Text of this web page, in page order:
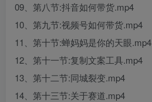
09、第八节:抖音如何带货.mp4
10、第九节:视频号如何带货.mp4
11、第十节:蝉妈妈是你的天眼.mp4
12、第十一节:复制文案工具.mp4
13、第十二节:同城裂变.mp4
14、第十三节:关于赛道.mp4